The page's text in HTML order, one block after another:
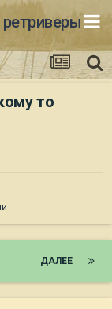
то
ДАЛЕЕ